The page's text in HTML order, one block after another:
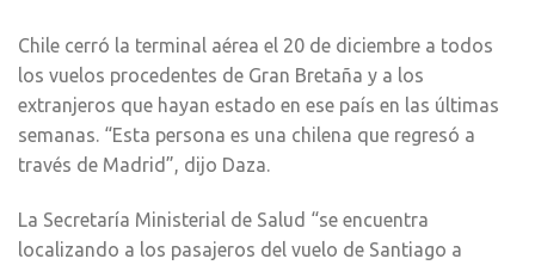
Chile cerró la terminal aérea el 20 de diciembre a todos
los vuelos procedentes de Gran Bretaña y a los
extranjeros que hayan estado en ese país en las últimas
semanas. “Esta persona es una chilena que regresó a
través de Madrid”, dijo Daza.
La Secretaría Ministerial de Salud “se encuentra
localizando a los pasajeros del vuelo de Santiago a